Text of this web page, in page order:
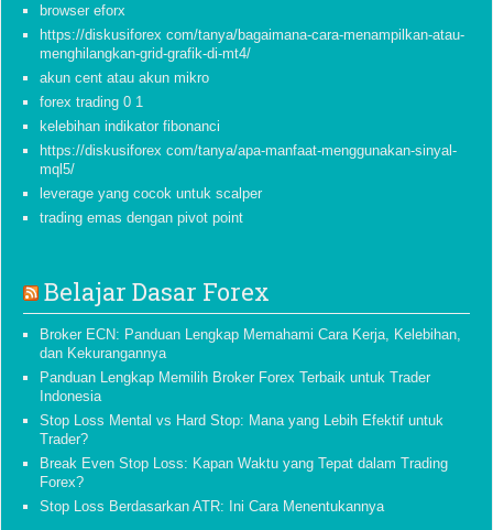
browser eforx
https://diskusiforex com/tanya/bagaimana-cara-menampilkan-atau-
menghilangkan-grid-grafik-di-mt4/
akun cent atau akun mikro
forex trading 0 1
kelebihan indikator fibonanci
https://diskusiforex com/tanya/apa-manfaat-menggunakan-sinyal-
mql5/
leverage yang cocok untuk scalper
trading emas dengan pivot point
Belajar Dasar Forex
Broker ECN: Panduan Lengkap Memahami Cara Kerja, Kelebihan,
dan Kekurangannya
Panduan Lengkap Memilih Broker Forex Terbaik untuk Trader
Indonesia
Stop Loss Mental vs Hard Stop: Mana yang Lebih Efektif untuk
Trader?
Break Even Stop Loss: Kapan Waktu yang Tepat dalam Trading
Forex?
Stop Loss Berdasarkan ATR: Ini Cara Menentukannya